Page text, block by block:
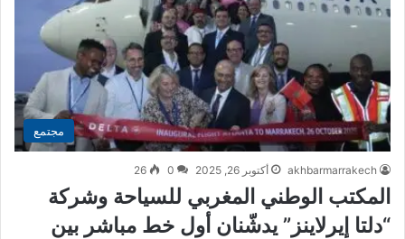
مجتمع
akhbarmarrakech أكتوبر 26, 2025 0
26
المكتب الوطني المغربي للسياحة وشركة
“دلتا إيرلاينز” يدشّنان أول خط مباشر بين